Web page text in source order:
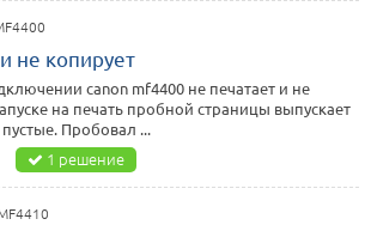
не копирует
canon mf4400 не печатает и не
на печать пробной страницы выпускает
Пробовал ...
1 решение